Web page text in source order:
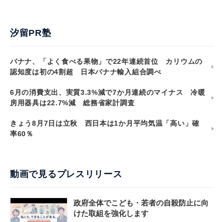
汐留PR塾
バナナ、「よく食べる果物」で22年連続首位 カリウムの
認知度は初の4割超 日本バナナ輸入組合調べ
6月の消費支出、実質3.3%減で7か月連続のマイナス 冷暖
房用器具は22.7%減 総務省家計調査
きょう8月7日は立秋 西日本は1か月平均気温「高い」確
率60％
動画で見るプレスリリース
政府全体でこども・若者の自殺防止に向
けた取組を強化します